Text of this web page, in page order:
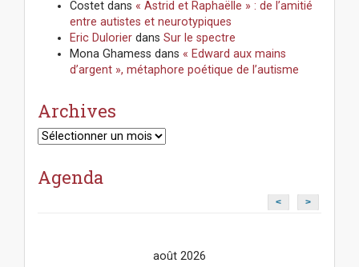
Costet dans « Astrid et Raphaëlle » : de l’amitié
entre autistes et neurotypiques
Eric Dulorier dans Sur le spectre
Mona Ghamess dans « Edward aux mains
d’argent », métaphore poétique de l’autisme
Archives
Archives
Agenda
< >
août 2026